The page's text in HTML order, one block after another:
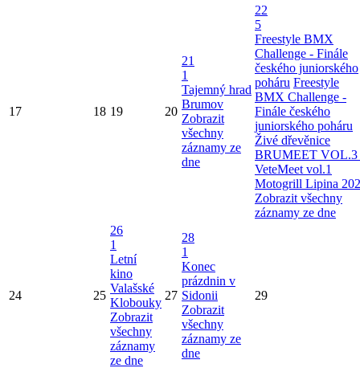
17 18 19 20
21
1
Tajemný hrad
Brumov
Zobrazit
všechny
záznamy ze
dne
22
5
Freestyle BMX
Challenge - Finále
českého juniorského
poháru Freestyle
BMX Challenge -
Finále českého
juniorského poháru
Živé dřevěnice
BRUMEET VOL.3
VeteMeet vol.1
Motogrill Lipina
Zobrazit všechny
záznamy ze dne
24 25
26
1
Letní
kino
Valašské
Klobouky
Zobrazit
všechny
záznamy
ze dne
27
28
1
Konec
prázdnin v
Sidonii
Zobrazit
všechny
záznamy ze
dne
29